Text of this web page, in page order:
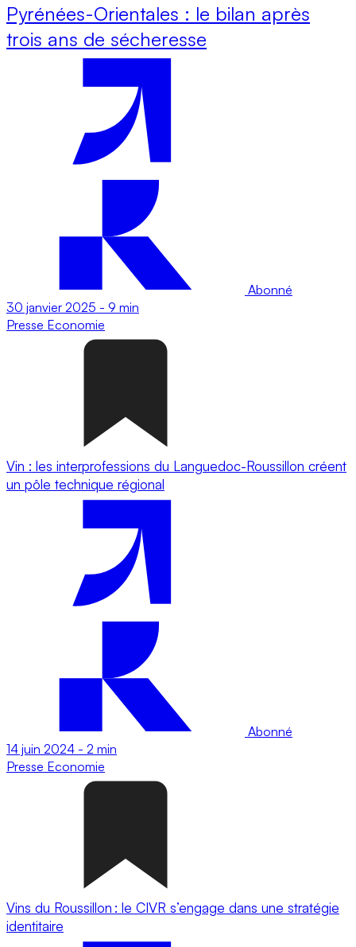
Pyrénées-Orientales : le bilan après
trois ans de sécheresse
Abonné
30 janvier 2025 - 9 min
Presse Economie
Vin : les interprofessions du Languedoc-Roussillon créent
un pôle technique régional
Abonné
14 juin 2024 - 2 min
Presse Economie
Vins du Roussillon : le CIVR s’engage dans une stratégie
identitaire